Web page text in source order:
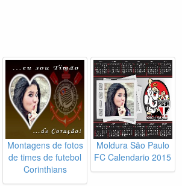
Montagens de fotos
de times de futebol
Corinthians
Moldura São Paulo
FC Calendario 2015